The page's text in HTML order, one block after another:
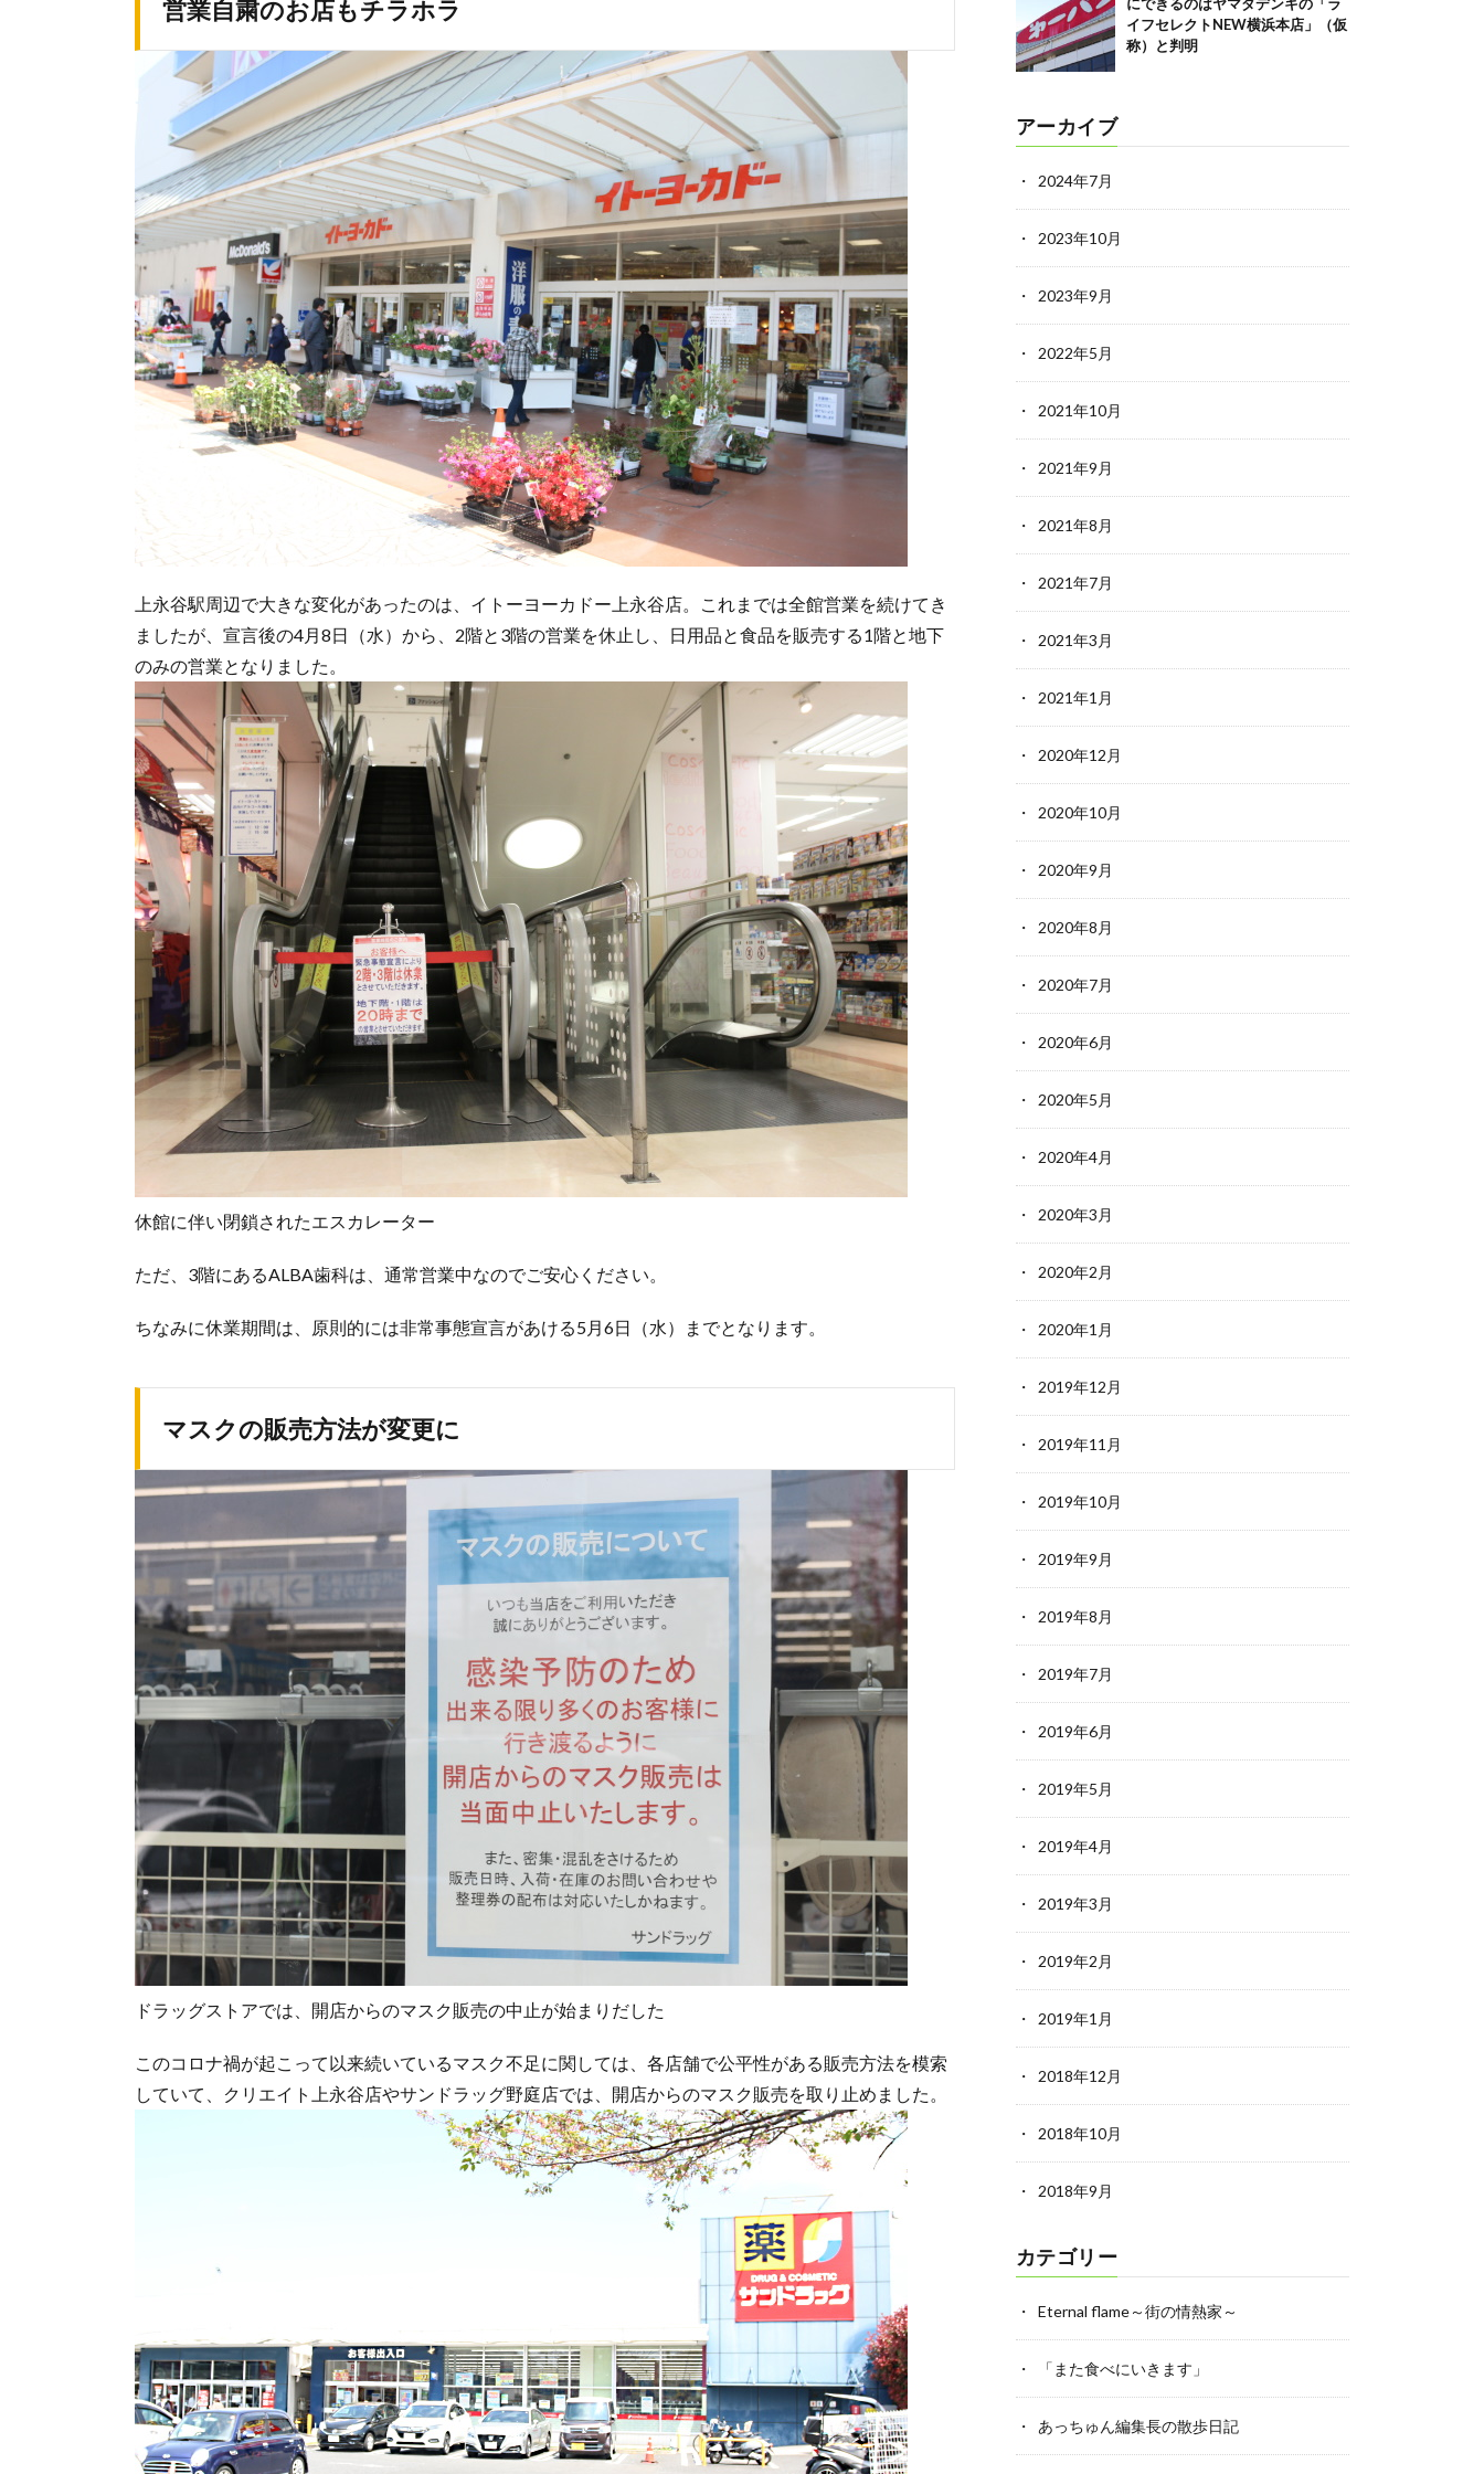
営業自粛のお店もチラホラ
上永谷駅周辺で大きな変化があったのは、イトーヨーカドー上永谷店。これまでは全館営業を続けてき
ましたが、宣言後の4月8日（水）から、2階と3階の営業を休止し、日用品と食品を販売する1階と地下
のみの営業となりました。
休館に伴い閉鎖されたエスカレーター
ただ、3階にあるALBA歯科は、通常営業中なのでご安心ください。
ちなみに休業期間は、原則的には非常事態宣言があける5月6日（水）までとなります。
マスクの販売方法が変更に
ドラッグストアでは、開店からのマスク販売の中止が始まりだした
このコロナ禍が起こって以来続いているマスク不足に関しては、各店舗で公平性がある販売方法を模索
していて、クリエイト上永谷店やサンドラッグ野庭店では、開店からのマスク販売を取り止めました。
イフセレクトNEW横浜本店」（仮
称）と判明
アーカイブ
2024年7月
2023年10月
2023年9月
2022年5月
2021年10月
2021年9月
2021年8月
2021年7月
2021年3月
2021年1月
2020年12月
2020年10月
2020年9月
2020年8月
2020年7月
2020年6月
2020年5月
2020年4月
2020年3月
2020年2月
2020年1月
2019年12月
2019年11月
2019年10月
2019年9月
2019年8月
2019年7月
2019年6月
2019年5月
2019年4月
2019年3月
2019年2月
2019年1月
2018年12月
2018年10月
2018年9月
カテゴリー
Eternal flame～街の情熱家～
「また食べにいきます」
あっちゅん編集長の散歩日記